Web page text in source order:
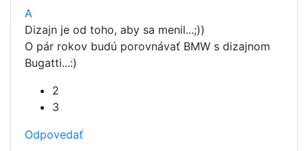
A
Dizajn je od toho, aby sa menil...;))
O pár rokov budú porovnávať BMW s dizajnom
Bugatti...:)
2
3
Odpovedať